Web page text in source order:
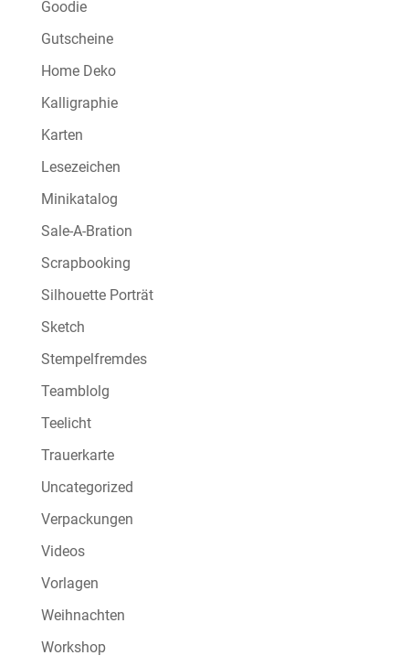
Goodie
Gutscheine
Home Deko
Kalligraphie
Karten
Lesezeichen
Minikatalog
Sale-A-Bration
Scrapbooking
Silhouette Porträt
Sketch
Stempelfremdes
Teamblolg
Teelicht
Trauerkarte
Uncategorized
Verpackungen
Videos
Vorlagen
Weihnachten
Workshop